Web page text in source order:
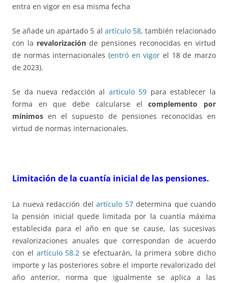
entra en vigor en esa misma fecha
Se añade un apartado 5 al artículo 58, también relacionado
con la revalorización de pensiones reconocidas en virtud
de normas internacionales (entró en vigor el 18 de marzo
de 2023).
Se da nueva redacción al artículo 59 para establecer la
forma en que debe calcularse elcomplemento por
mínimos en el supuesto de pensiones reconocidas en
virtud de normas internacionales.
Limitación de la cuantía inicial de las pensiones.
La nueva redacción del artículo 57determina que cuando
la pensión inicial quede limitada por la cuantía máxima
establecida para el año en que se cause, las sucesivas
revalorizaciones anuales que correspondan de acuerdo
con el artículo 58.2 se efectuarán, la primera sobre dicho
importe y las posteriores sobre el importe revalorizado del
año anterior, norma que igualmente se aplica a las